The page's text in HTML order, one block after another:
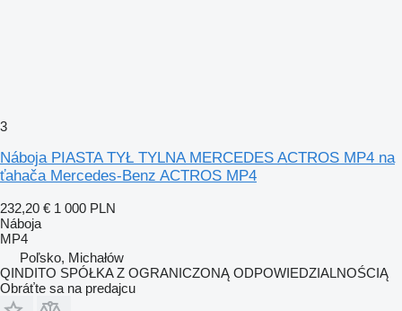
3
Náboja PIASTA TYŁ TYLNA MERCEDES ACTROS MP4 na
ťahača Mercedes-Benz ACTROS MP4
232,20 € 1 000 PLN
Náboja
MP4
Poľsko, Michałów
QINDITO SPÓŁKA Z OGRANICZONĄ ODPOWIEDZIALNOŚCIĄ
Obráťte sa na predajcu